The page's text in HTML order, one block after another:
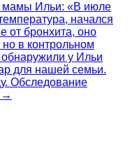
мамы Ильи: «В июле
начался
от бронхита, оно
в контрольном
у Ильи
для нашей семьи.
Обследование
→